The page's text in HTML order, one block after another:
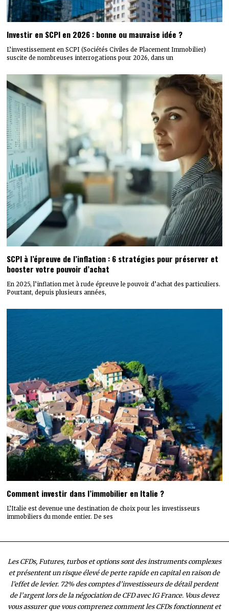
Investir en SCPI en 2026 : bonne ou mauvaise idée ?
L’investissement en SCPI (Sociétés Civiles de Placement Immobilier)
suscite de nombreuses interrogations pour 2026, dans un
SCPI à l’épreuve de l’inflation : 6 stratégies pour préserver et
booster votre pouvoir d’achat
En 2025, l’inflation met à rude épreuve le pouvoir d’achat des particuliers.
Pourtant, depuis plusieurs années,
Comment investir dans l’immobilier en Italie ?
L’Italie est devenue une destination de choix pour les investisseurs
immobiliers du monde entier. De ses
Les CFDs, Futures, turbos et options sont des instruments complexes
et présentent un risque élevé de perte rapide en capital en raison de
l’effet de levier. 72% des comptes d’investisseurs de détail perdent
de l’argent lors de la négociation de CFD avec IG France. Vous devez
vous assurer que vous comprenez comment les CFDs fonctionnent et